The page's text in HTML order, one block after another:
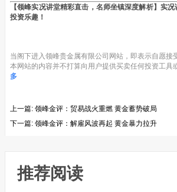
【领峰实况讲堂精彩直击，名师坐镇深度解析】实
投资乐趣！
当阁下进入领峰贵金属有限公司网站，即表示自愿接
本网站的内容并不打算向用户提供买卖任何投资工具
多
上一篇: 领峰金评：贸易战火重燃 黄金蓄势破局
下一篇: 领峰金评：解雇风波再起 黄金暴力拉升
推荐阅读